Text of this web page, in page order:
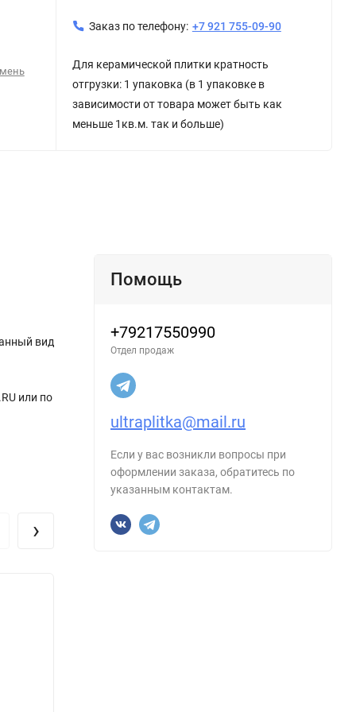
Заказ по телефону: +7 921 755-09-90
Для керамической плитки кратность
отгрузки: 1 упаковка (в 1 упаковке в
зависимости от товара может быть как
меньше 1кв.м. так и больше)
вид
или по
›
Помощь
+79217550990
Отдел продаж
ultraplitka@mail.ru
Если у вас возникли вопросы при
оформлении заказа, обратитесь по
указанным контактам.